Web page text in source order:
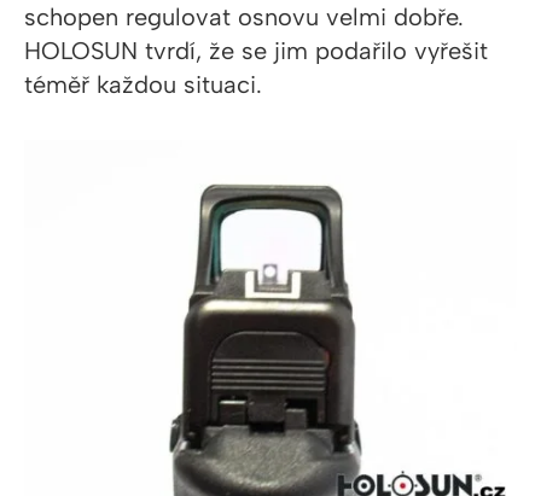
schopen regulovat osnovu velmi dobře.
HOLOSUN tvrdí, že se jim podařilo vyřešit
téměř každou situaci.